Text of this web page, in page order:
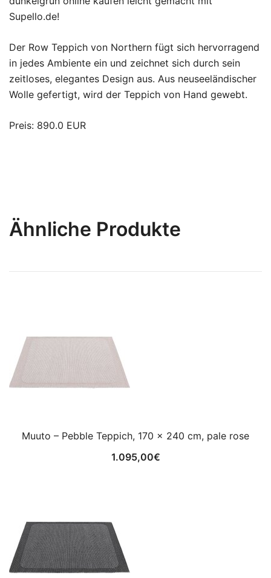
Supello.de!
Der Row Teppich von Northern fügt sich hervorragend
in jedes Ambiente ein und zeichnet sich durch sein
zeitloses, elegantes Design aus. Aus neuseeländischer
Wolle gefertigt, wird der Teppich von Hand gewebt.
Preis: 890.0 EUR
Ähnliche Produkte
Muuto – Pebble Teppich, 170 x 240 cm, pale rose
1.095,00€